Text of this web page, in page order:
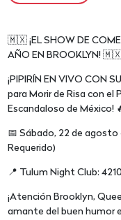
🇲🇽 ¡EL SHOW DE
AÑO EN BROOKLYN!
¡PIPIRÍN EN VIVO CON
para Morir de Risa con
Escandaloso de México!
📅 Sábado, 22 de agosto
Requerido)
📍 Tulum Night Club:
¡Atención Brooklyn,
amante del buen humor